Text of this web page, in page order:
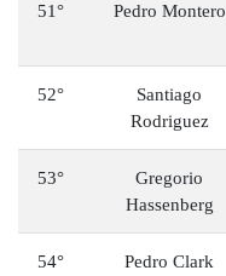
51° Pedro Montero
52°
Santiago
Rodriguez
53°
Gregorio
Hassenberg
54° Pedro Clark